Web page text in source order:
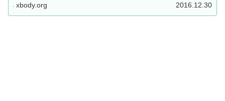
xbody.org 2016.12.30